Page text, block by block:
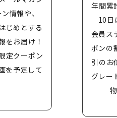
情報や、
じめとする
をお届け！
定クーポン
を予定して
年間累
10日
会員ス
ポンの
引のお
グレー